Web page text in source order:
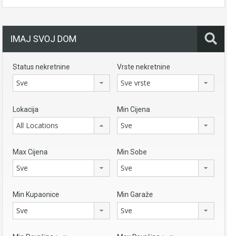
IMAJ SVOJ DOM
Status nekretnine
Sve
Vrste nekretnine
Sve vrste
Lokacija
All Locations
Min Cijena
Sve
Max Cijena
Sve
Min Sobe
Sve
Min Kupaonice
Sve
Min Garaže
Sve